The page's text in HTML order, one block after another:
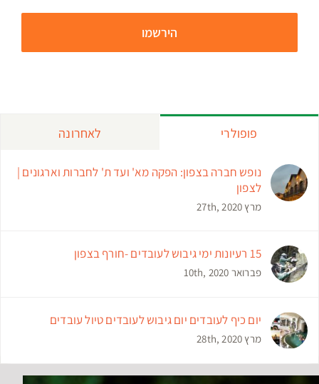
פופולרי לאחרונה
נופש חברה בצפון: הפקה מא' ועד ת' לחברות וארגונים |
לצפון
מרץ 27th, 2020
15 רעיונות ימי גיבוש לעובדים -חורף בצפון
פברואר 10th, 2020
יום כיף לעובדים יום גיבוש לעובדים טיול עובדים
מרץ 28th, 2020